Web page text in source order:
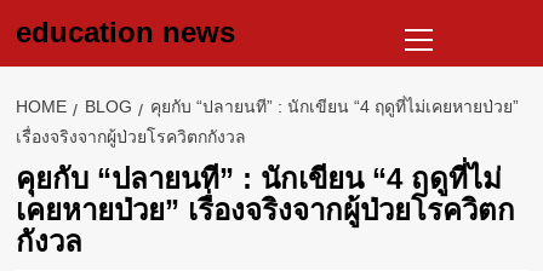
education news
Menu
HOME BLOG
คุยกับ “ปลายนที” : นักเขียน “4 ฤดูที่ไม่เคยหายป่วย”
เรื่องจริงจากผู้ป่วยโรควิตกกังวล
คุยกับ “ปลายนที” : นักเขียน “4 ฤดูที่ไม่
เคยหายป่วย” เรื่องจริงจากผู้ป่วยโรควิตก
กังวล